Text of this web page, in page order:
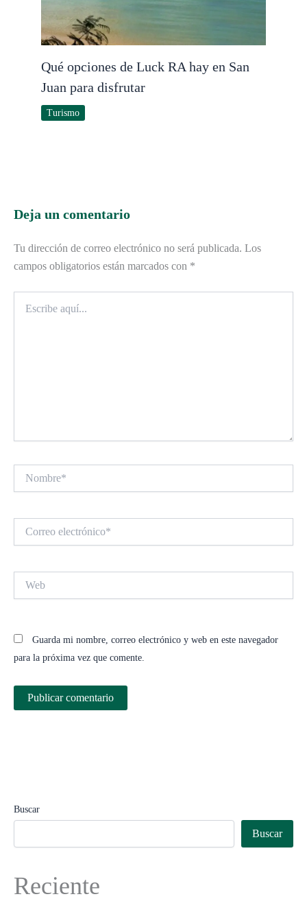
Qué opciones de Luck RA hay en San
Juan para disfrutar
Turismo
Deja un comentario
Tu dirección de correo electrónico no será publicada. Los
campos obligatorios están marcados con *
aquí...
electrónico*
Guarda mi nombre, correo electrónico y web en este navegador
para la próxima vez que comente.
Buscar
Buscar
Reciente